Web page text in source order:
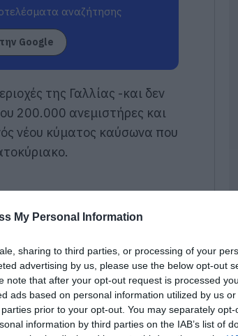
My Personal Information
sharing to third parties, or processing of your
advertising by us, please use the below opt-out
note that after your opt-out request is processed
ads based on personal information utilized by us
prior to your opt-out. You may separately
information by third parties on the IAB’s list of
αναζήτησης
Google
της Γαλλίας -και δεν
200.000 ανεμιστήρες και
νέου κύματος καύσωνα που